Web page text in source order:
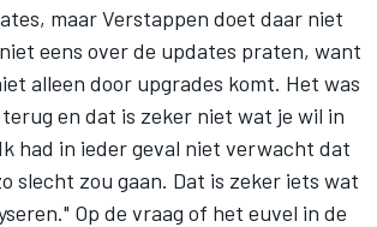
maar Verstappen doet daar niet
eens over de updates praten, want
alleen door upgrades komt. Het was
en dat is zeker niet wat je wil in
had in ieder geval niet verwacht dat
slecht zou gaan. Dat is zeker iets wat
Op de vraag of het euvel in de